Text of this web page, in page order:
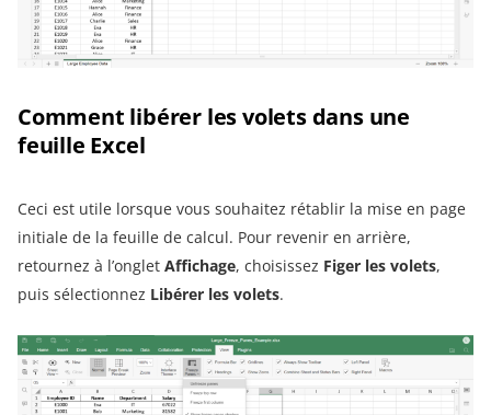
Comment libérer les volets dans une
feuille Excel
Ceci est utile lorsque vous souhaitez rétablir la mise en page
initiale de la feuille de calcul. Pour revenir en arrière,
retournez à l’onglet Affichage, choisissez Figer les volets,
puis sélectionnez Libérer les volets.